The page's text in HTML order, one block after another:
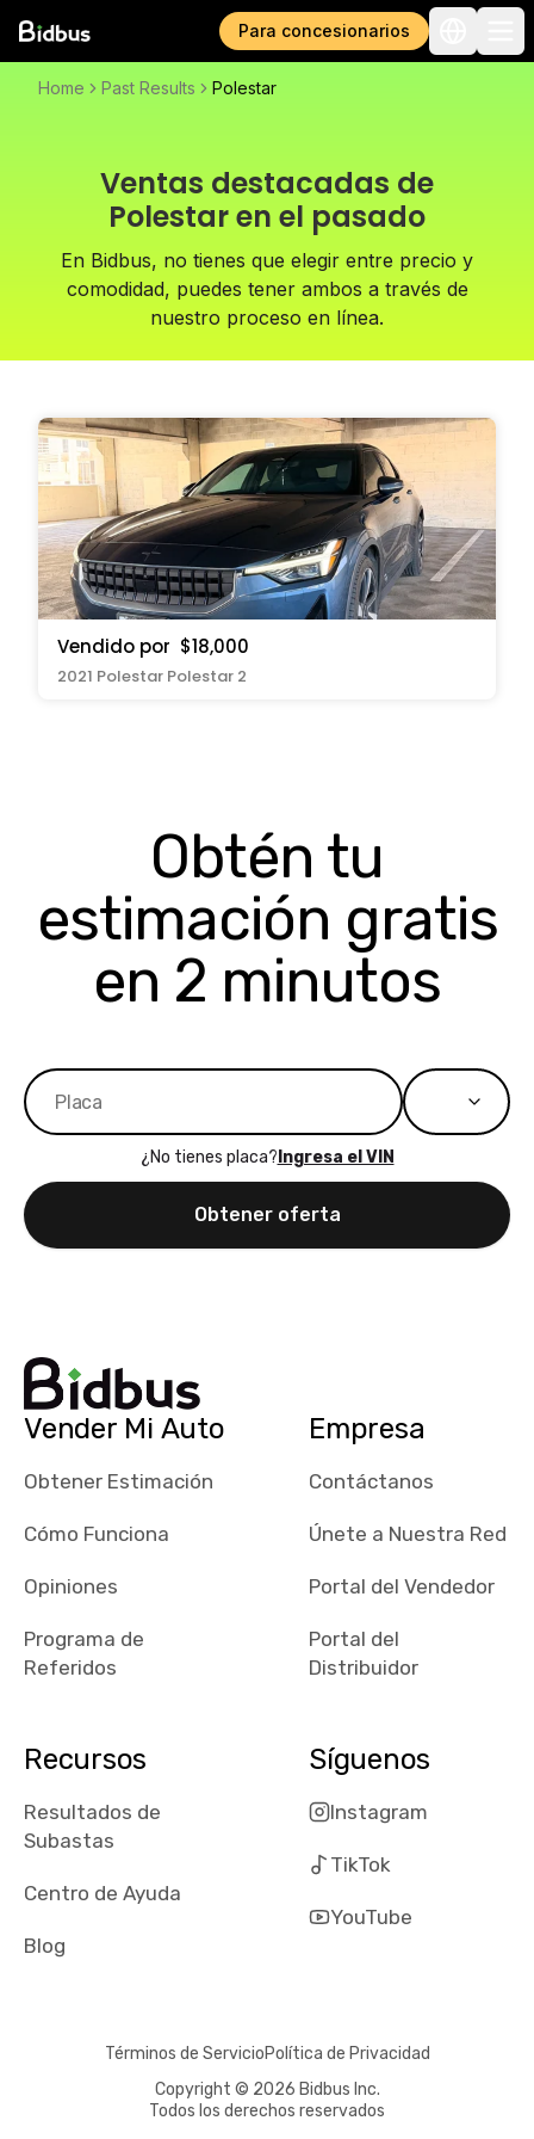
Para concesionarios
Home Past Results Polestar
Ventas destacadas de
Polestar en el pasado
En Bidbus, no tienes que elegir entre precio y
comodidad, puedes tener ambos a través de
nuestro proceso en línea.
Vendido por $18,000
2021 Polestar Polestar 2
Obtén tu
estimación gratis
en 2 minutos
¿No tienes placa? Ingresa el VIN
Obtener oferta
Vender Mi Auto
Obtener Estimación
Cómo Funciona
Opiniones
Programa de
Referidos
Recursos
Resultados de
Subastas
Centro de Ayuda
Blog
Empresa
Contáctanos
Únete a Nuestra Red
Portal del Vendedor
Portal del
Distribuidor
Síguenos
Instagram
TikTok
YouTube
Términos de ServicioPolítica de Privacidad
Copyright © 2026 Bidbus Inc.
Todos los derechos reservados